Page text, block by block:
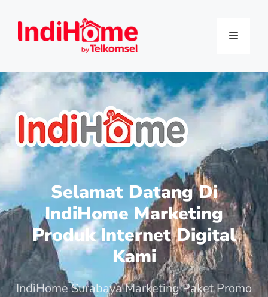
Selamat Datang Di
IndiHome Marketing
Produk Internet Digital
Kami
IndiHome Surabaya Marketing Paket Promo